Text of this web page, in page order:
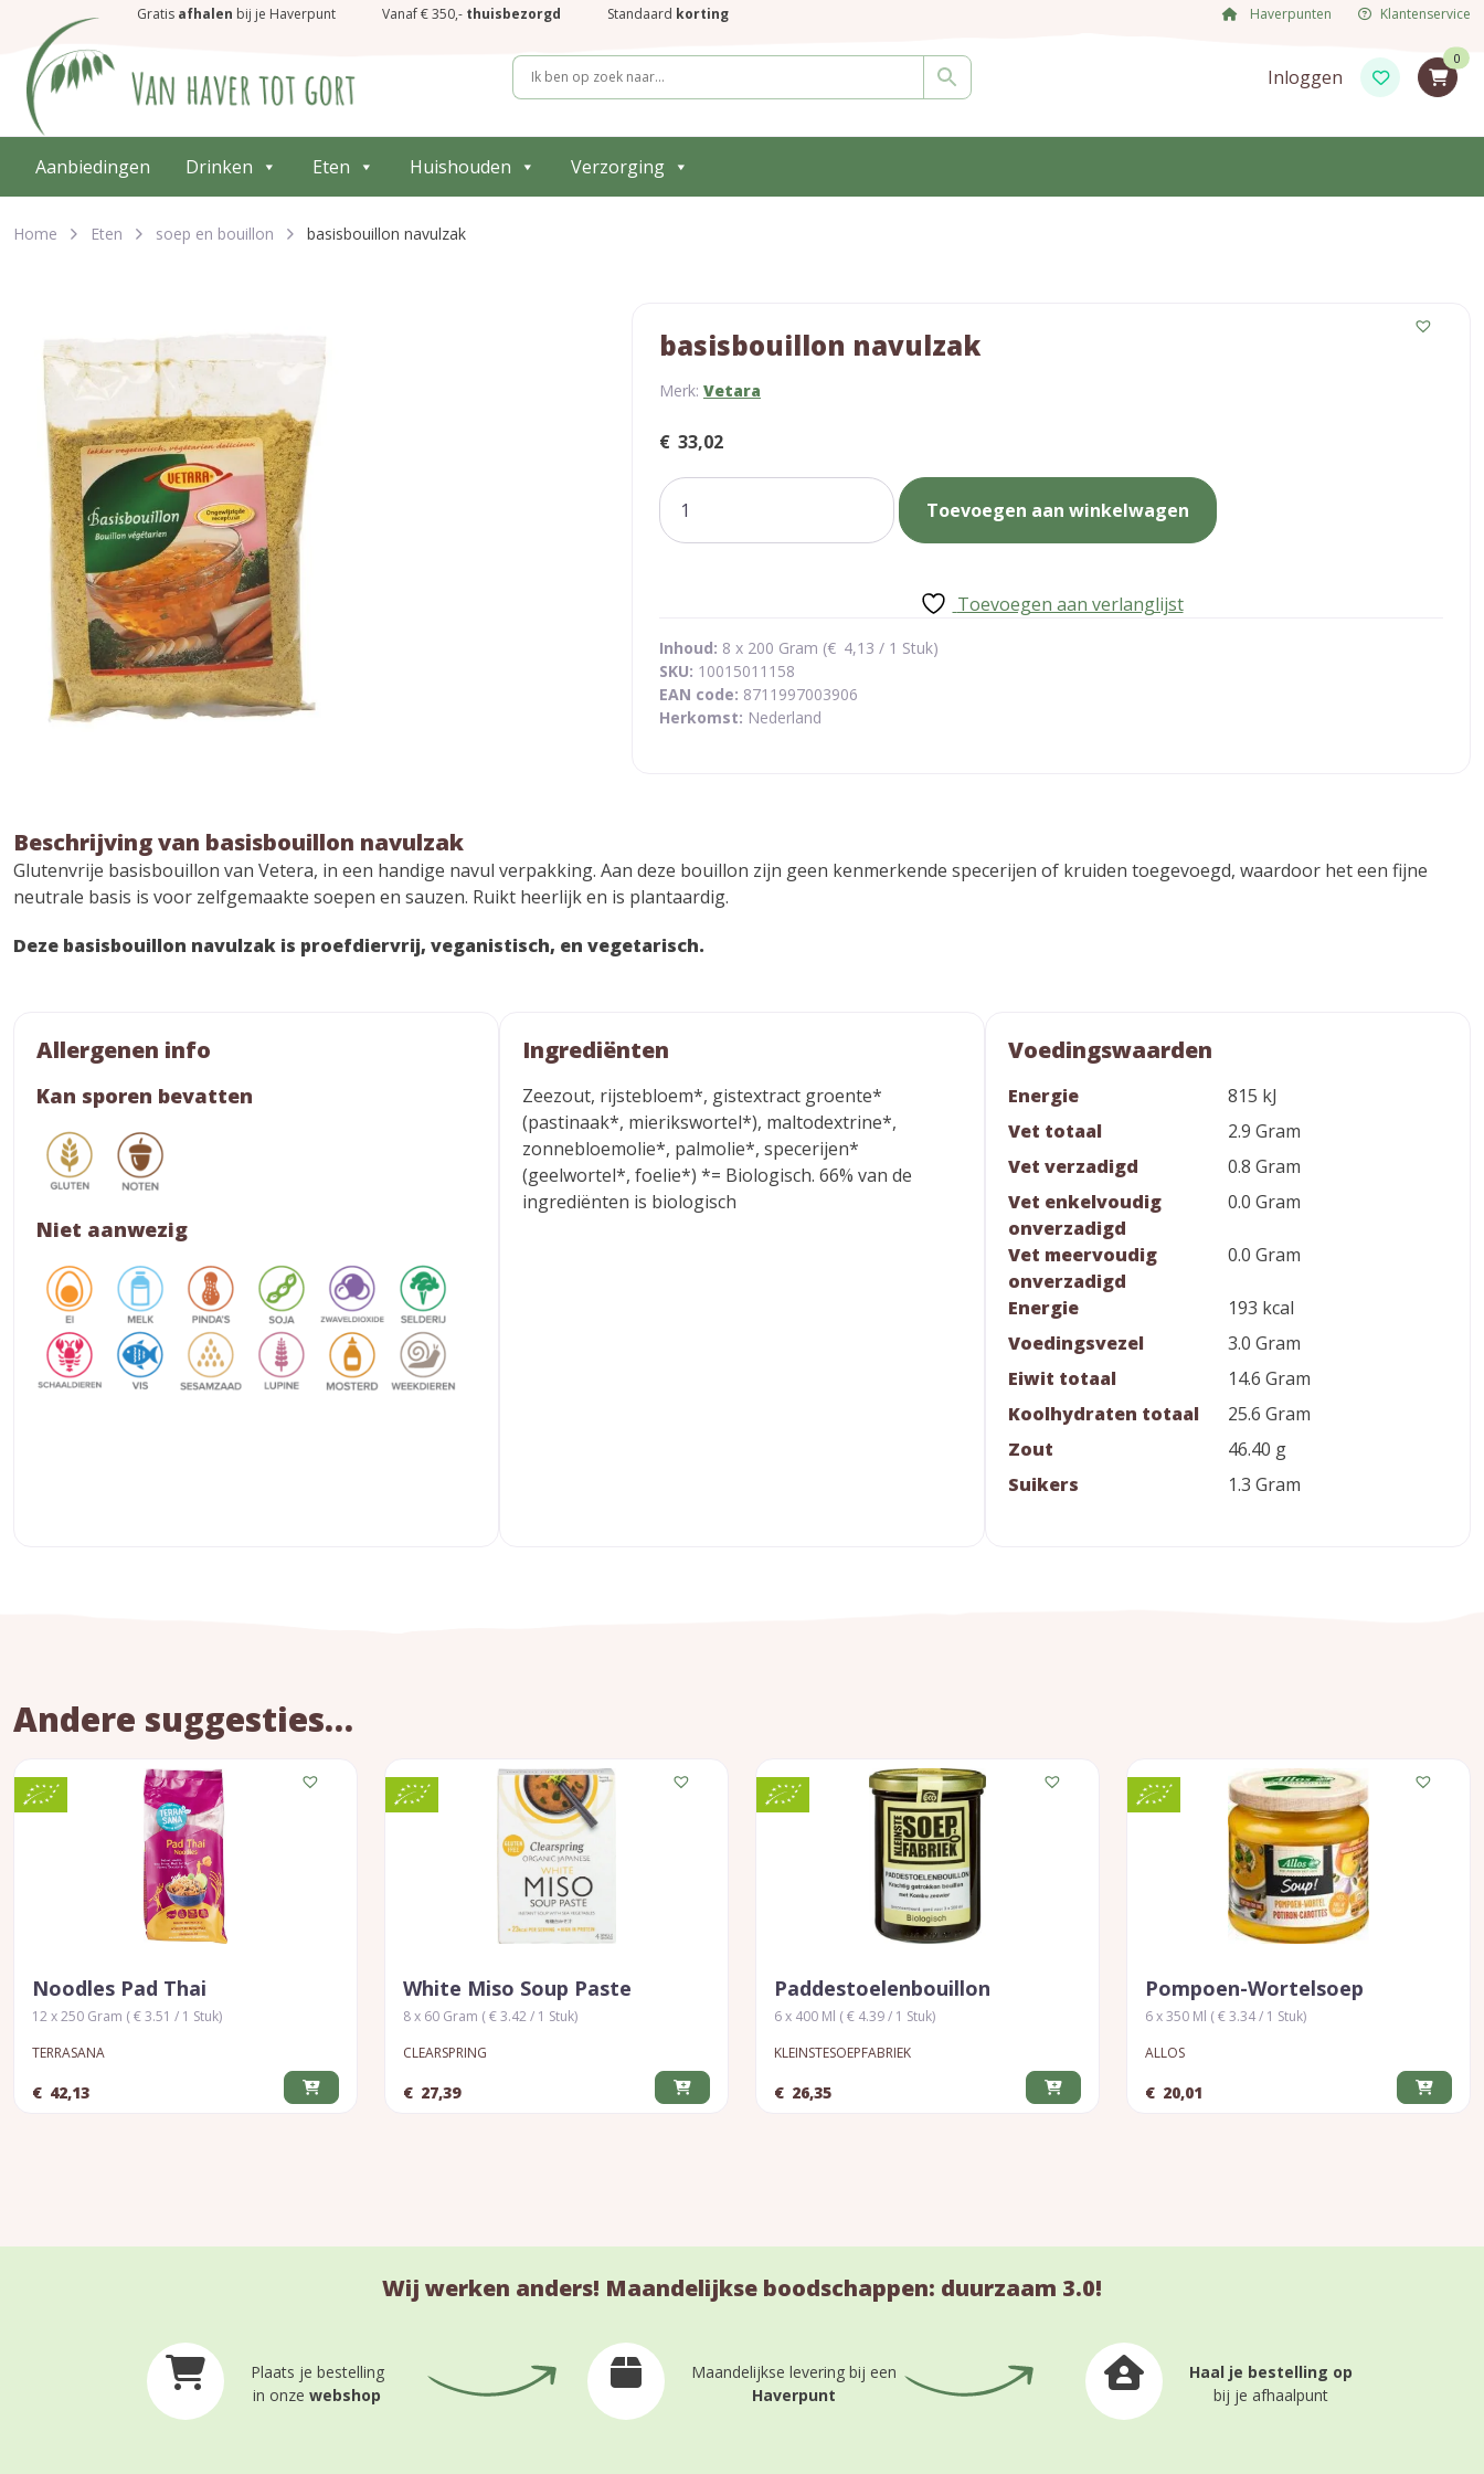
Gratis afhalen bij je Haverpunt Vanaf € 350,- thuisbezorgd Standaard korting Haverpunten Klantenservice
Inloggen
0
Aanbiedingen Drinken Eten Huishouden Verzorging
Home Eten soep en bouillon basisbouillon navulzak
basisbouillon navulzak
Merk: Vetara
€ 33,02
basisbouillon
navulzak
aantal
Toevoegen aan winkelwagen
Toevoegen aan verlanglijst
Inhoud: 8 x 200 Gram (€ 4,13 / 1 Stuk)
SKU: 10015011158
EAN code: 8711997003906
Herkomst: Nederland
Beschrijving van basisbouillon navulzak
Glutenvrije basisbouillon van Vetera, in een handige navul verpakking. Aan deze bouillon zijn geen kenmerkende specerijen of kruiden toegevoegd, waardoor het een fijne
neutrale basis is voor zelfgemaakte soepen en sauzen. Ruikt heerlijk en is plantaardig.
Deze basisbouillon navulzak is proefdiervrij, veganistisch, en vegetarisch.
Allergenen info
Kan sporen bevatten
Niet aanwezig
Ingrediënten
Zeezout, rijstebloem*, gistextract groente*
(pastinaak*, mierikswortel*), maltodextrine*,
zonnebloemolie*, palmolie*, specerijen*
(geelwortel*, foelie*) *= Biologisch. 66% van de
ingrediënten is biologisch
Voedingswaarden
Energie
815 kJ
Vet totaal
2.9 Gram
Vet verzadigd
0.8 Gram
Vet enkelvoudig
onverzadigd
0.0 Gram
Vet meervoudig
onverzadigd
0.0 Gram
Energie
193 kcal
Voedingsvezel
3.0 Gram
Eiwit totaal
14.6 Gram
Koolhydraten totaal
25.6 Gram
Zout
46.40 g
Suikers
1.3 Gram
Andere suggesties…
Noodles Pad Thai
12 x 250 Gram ( € 3.51 / 1 Stuk)
TERRASANA
€ 42,13
White Miso Soup Paste
8 x 60 Gram ( € 3.42 / 1 Stuk)
CLEARSPRING
€ 27,39
Paddestoelenbouillon
6 x 400 Ml ( € 4.39 / 1 Stuk)
KLEINSTESOEPFABRIEK
€ 26,35
Pompoen-Wortelsoep
6 x 350 Ml ( € 3.34 / 1 Stuk)
ALLOS
€ 20,01
Wij werken anders! Maandelijkse boodschappen: duurzaam 3.0!
Plaats je bestelling
in onze webshop
Maandelijkse levering bij een
Haverpunt
Haal je bestelling op
bij je afhaalpunt